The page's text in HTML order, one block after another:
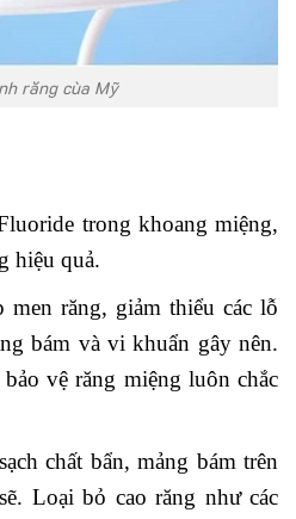
răng cùa Mỹ
trong khoang miệng,
hiệu quả.
men răng, giảm thiểu các lỗ
bám và vi khuẩn gây nên.
vệ răng miệng luôn chắc
chất bẩn, mảng bám trên
Loại bỏ cao răng như các